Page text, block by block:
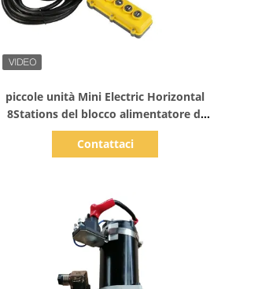
piccole unità Mini Electric Horizontal
8Stations del blocco alimentatore di
potenza idraulica 24V
Contattaci